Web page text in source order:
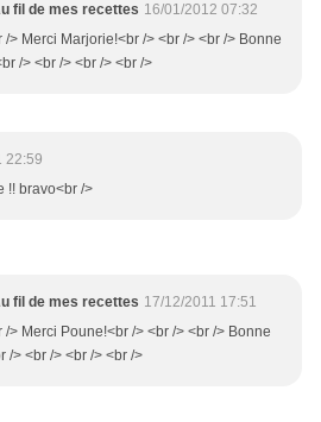
fil de mes recettes 16/01/2012 07:32
/> Merci Marjorie!<br /> <br /> <br /> Bonne
/> <br /> <br /> <br />
22:59
!! bravo<br />
fil de mes recettes 17/12/2011 17:51
/> Merci Poune!<br /> <br /> <br /> Bonne
/> <br /> <br /> <br />